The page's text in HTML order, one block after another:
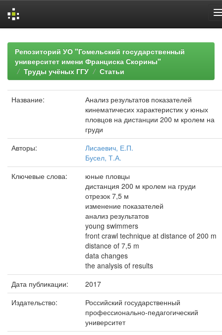
navigationРепозиторий УО "Гомельский государственный
университет имени Франциска Скорины"
Труды учёных ГГУ
Статьи
Название:
Анализ результатов показателей
кинематичесих характеристик у юных
пловцов на дистанции 200 м кролем на
груди
Авторы:
Лисаевич, Е.П.
Бусел, Т.А.
Ключевые слова:
юные пловцы
дистанция 200 м кролем на груди
отрезок 7,5 м
изменение показателей
анализ результатов
young swimmers
front crawl technique at distance of 200 m
distance of 7,5 m
data changes
the analysis of results
Дата публикации:
2017
Издательство:
Российский государственный
профессионально-педагогический
университет